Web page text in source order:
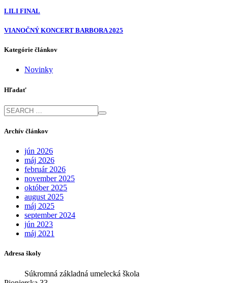
LILI FINAL
VIANOČNÝ KONCERT BARBORA 2025
Kategórie článkov
Novinky
Hľadať
Archív článkov
jún 2026
máj 2026
február 2026
november 2025
október 2025
august 2025
máj 2025
september 2024
jún 2023
máj 2021
Adresa školy
Súkromná základná umelecká škola